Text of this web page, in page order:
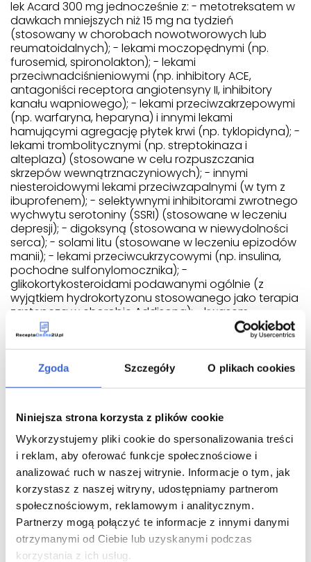
Zgoda Szczegóły O plikach cookies
Niniejsza strona korzysta z plików cookie
Wykorzystujemy pliki cookie do spersonalizowania treści
i reklam, aby oferować funkcje społecznościowe i
analizować ruch w naszej witrynie. Informacje o tym, jak
korzystasz z naszej witryny, udostępniamy partnerom
społecznościowym, reklamowym i analitycznym.
Partnerzy mogą połączyć te informacje z innymi danymi
otrzymanymi od Ciebie lub uzyskanymi podczas
korzystania z ich usług.
lek Acard 300 mg jednocześnie z: - metotreksatem w
dawkach mniejszych niż 15 mg na tydzień
(stosowany w chorobach nowotworowych lub
reumatoidalnych); - lekami moczopędnymi (np.
furosemid, spironolakton); - lekami
przeciwnadciśnieniowymi (np. inhibitory ACE,
antagoniści receptora angiotensyny II, inhibitory
kanału wapniowego); - lekami przeciwzakrzepowymi
(np. warfaryna, heparyna) i innymi lekami
hamującymi agregację płytek krwi (np. tyklopidyna); -
lekami trombolitycznymi (np. streptokinaza i
alteplaza) (stosowane w celu rozpuszczania
skrzepów wewnątrznaczyniowych); - innymi
niesteroidowymi lekami przeciwzapalnymi (w tym z
ibuprofenem); - selektywnymi inhibitorami zwrotnego
wychwytu serotoniny (SSRI) (stosowane w leczeniu
depresji); - digoksyną (stosowana w niewydolności
serca); - solami litu (stosowane w leczeniu epizodów
manii); - lekami przeciwcukrzycowymi (np. insulina,
pochodne sulfonylomocznika); -
glikokortykosteroidami podawanymi ogólnie (z
wyjątkiem hydrokortyzonu stosowanego jako terapia
zastępcza w chorobie Addisona); - kwasem
walproinowym (stosowany w leczeniu padaczki); -
acetazolamidem (stosowany w leczeniu jaskry); -
cyklosporyną, takrolimusem (stosowane u pacjentów
po przeszczepach); - alkoholem.
przeciwgorączkowym) może zmniejszać wpływ
kwasu acetylosalicylowego na agregację płytek krwi
(zlepianie się komórek krwi i powstawanie skrzepu),
jeżeli te leki stosuje się jednocześnie. Dlatego należy
zachować ostrożność podczas stosowania
metamizolu u pacjentów otrzymujących kwas
acetylosalicylowy.
Ciąża, karmienie piersią i wpływ na
płodność